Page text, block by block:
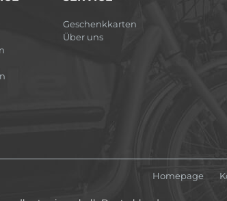
Geschenkkarten
Über uns
Homepage